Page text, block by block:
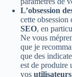
L’obsession
cette
SEO, en
Ne vous
que je
que des
est de produire
vos utilisateurs